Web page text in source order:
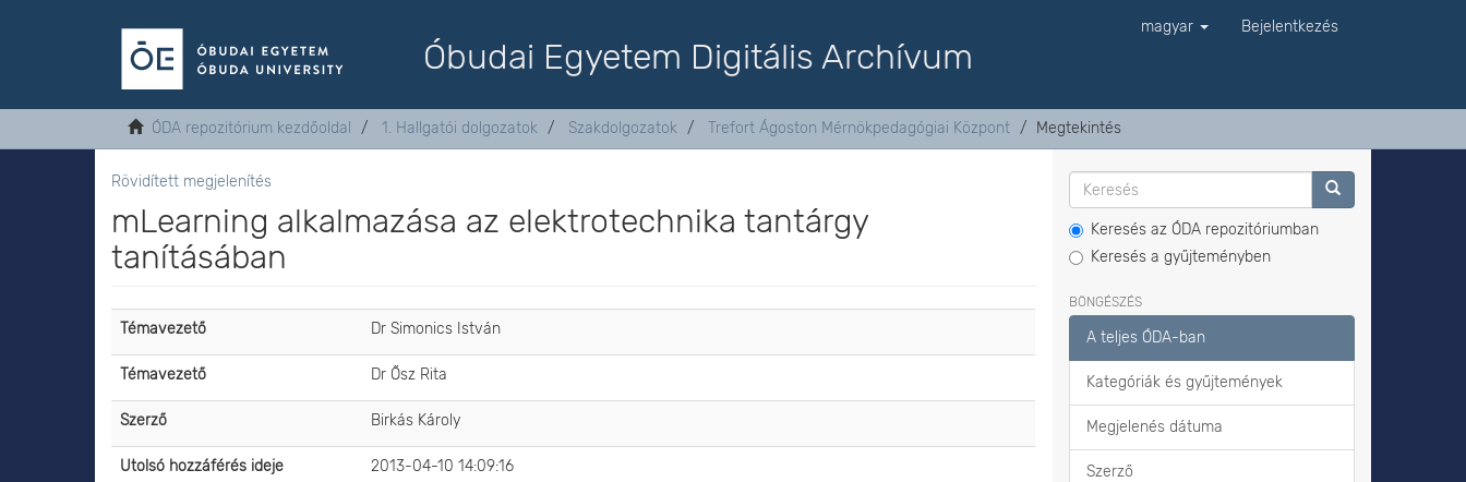
Óbudai Egyetem Digitális Archívum
magyar Bejelentkezés
ÓDA repozitórium kezdőoldal 1. Hallgatói dolgozatok Szakdolgozatok Trefort Ágoston Mérnökpedagógiai Központ Megtekintés
Rövidített megjelenítés
mLearning alkalmazása az elektrotechnika tantárgy
tanításában
Témavezető Dr Simonics István
Témavezető Dr Ősz Rita
Szerző Birkás Károly
Utolsó hozzáférés ideje 2013-04-10 14:09:16
Keresés az ÓDA repozitóriumban
Keresés a gyűjteményben
BÖNGÉSZÉS
A teljes ÓDA-ban
Kategóriák és gyűjtemények
Megjelenés dátuma
Szerző